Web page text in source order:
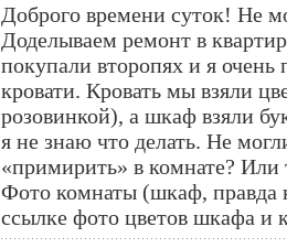
Доброго времени суток! Не
Доделываем ремонт в
покупали второпях и я
кровати. Кровать мы взяли
розовинкой), а шкаф взяли
я не знаю что делать. Не
«примирить» в комнате?
Фото комнаты (шкаф, правда
ссылке фото цветов шкафа и